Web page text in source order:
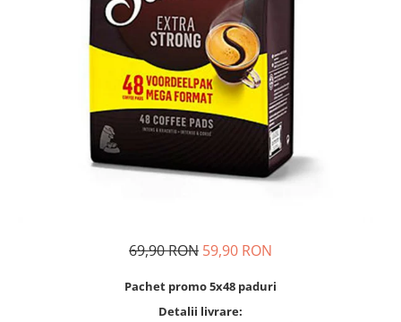
Illy Iperespresso
Nespresso Professional
Cafea macinata
69,90 RON 59,90 RON
Pachet promo 5x48 paduri
Detalii livrare: